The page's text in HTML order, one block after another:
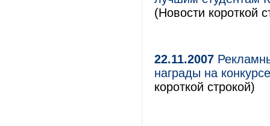
(Новости короткой
22.11.2007
награды на
короткой строкой)